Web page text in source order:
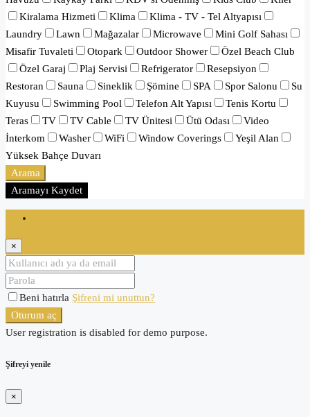
Kiralama Hizmeti
Klima
Klima - TV - Tel Altyapısı
Laundry
Lawn Mağazalar Microwave
Mini Golf Sahası
Misafir Tuvaleti
Otopark Outdoor Shower
Özel Beach Club
Özel Garaj
Plaj Servisi Refrigerator
Resepsiyon
Restoran
Sauna Sineklik Şömine SPA Spor Salonu
Su
Kuyusu
Swimming Pool Telefon Alt Yapısı
Tenis Kortu
Teras
TV TV Cable TV Ünitesi Ütü Odası
Video
İnterkom
Washer WiFi Window Coverings
Yeşil Alan
Yüksek Bahçe Duvarı
Arama
Aramayı Kaydet
×
Beni hatırla Şifreni mi unuttun?
Oturum aç
User registration is disabled for demo purpose.
Şifreyi yenile
×